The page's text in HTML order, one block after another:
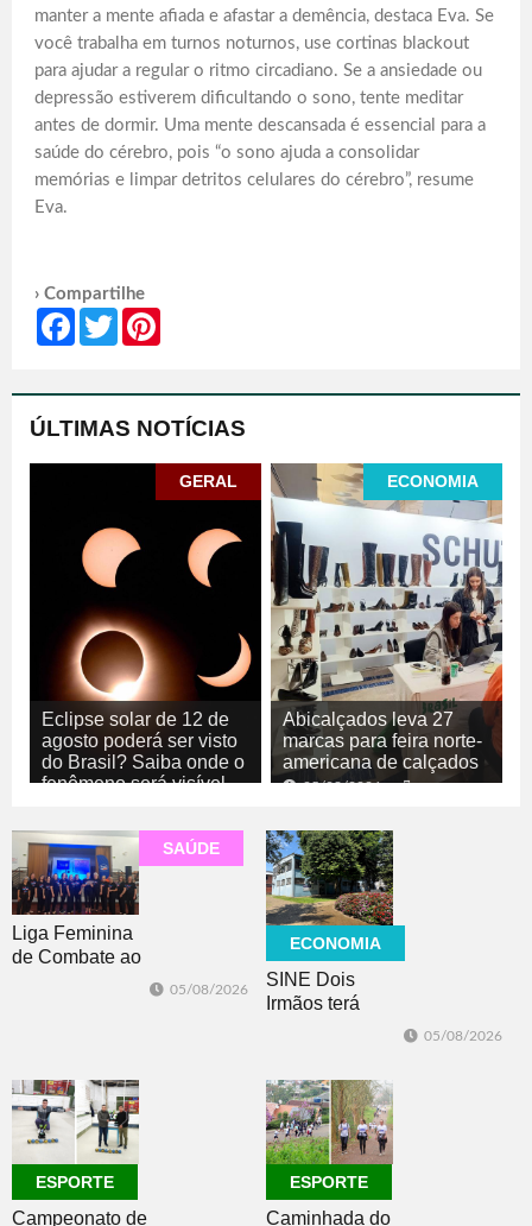
manter a mente afiada e afastar a demência, destaca Eva. Se
você trabalha em turnos noturnos, use cortinas blackout
para ajudar a regular o ritmo circadiano. Se a ansiedade ou
depressão estiverem dificultando o sono, tente meditar
antes de dormir. Uma mente descansada é essencial para a
saúde do cérebro, pois “o sono ajuda a consolidar
memórias e limpar detritos celulares do cérebro”, resume
Eva.
› Compartilhe
Facebook
Twitter
ÚLTIMAS NOTÍCIAS
GERAL
Eclipse solar de 12 de
agosto poderá ser visto
do Brasil? Saiba onde o
fenômeno será visível
ECONOMIA
Abicalçados leva 27
marcas para feira norte-
americana de calçados
05/08/2026
SAÚDE
Liga Feminina
de Combate ao
05/08/2026
ECONOMIA
SINE Dois
Irmãos terá
dia 10
05/08/2026
ESPORTE
Campeonato de
ESPORTE
Caminhada do